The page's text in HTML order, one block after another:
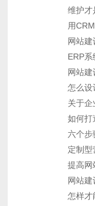
维护才
用
网站
ERP系
网站
怎么设
关于企
如何打
六个步
定制
提高网
网站
怎样才